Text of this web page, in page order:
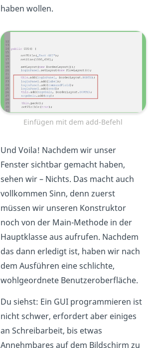
haben wollen.
Einfügen mit dem add-Befehl
Und Voila! Nachdem wir unser
Fenster sichtbar gemacht haben,
sehen wir – Nichts. Das macht auch
vollkommen Sinn, denn zuerst
müssen wir unseren Konstruktor
noch von der Main-Methode in der
Hauptklasse aus aufrufen. Nachdem
das dann erledigt ist, haben wir nach
dem Ausführen eine schlichte,
wohlgeordnete Benutzeroberfläche.
Du siehst: Ein GUI programmieren ist
nicht schwer, erfordert aber einiges
an Schreibarbeit, bis etwas
Annehmbares auf dem Bildschirm zu